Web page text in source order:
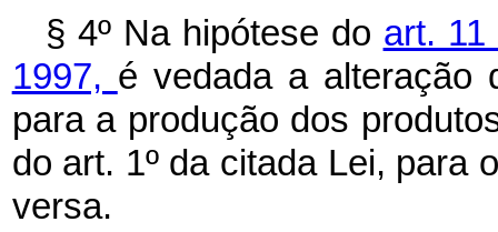
§ 4º Na hipótese do art.
1997, é vedada a alteração
para a produção dos
do art. 1º da citada Lei, para
versa.